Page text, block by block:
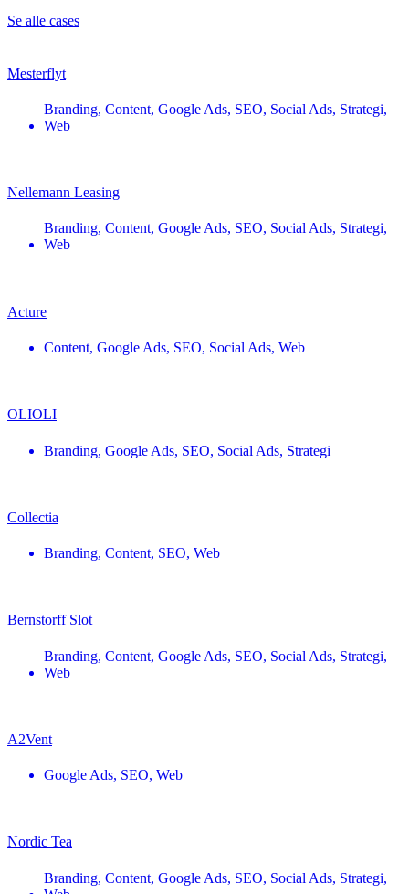
Se alle cases
Mesterflyt
Branding, Content, Google Ads, SEO, Social Ads, Strategi,
Web
Nellemann Leasing
Branding, Content, Google Ads, SEO, Social Ads, Strategi,
Web
Acture
Content, Google Ads, SEO, Social Ads, Web
OLIOLI
Branding, Google Ads, SEO, Social Ads, Strategi
Collectia
Branding, Content, SEO, Web
Bernstorff Slot
Branding, Content, Google Ads, SEO, Social Ads, Strategi,
Web
A2Vent
Google Ads, SEO, Web
Nordic Tea
Branding, Content, Google Ads, SEO, Social Ads, Strategi,